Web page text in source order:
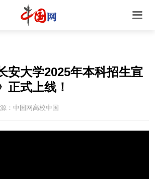
安大学2025年本科招生宣
正式上线！
：中国网高校中国